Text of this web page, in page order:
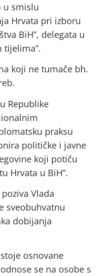
u smislu
Hrvata pri izboru
BiH”, delegata u
tijelima”.
koji ne tumače bh.
Republike
praksu
političke i javne
koji potiču
Hrvata u BiH”.
Vlada
sveobuhvatnu
dobijanja
osnovane
se na osobe s